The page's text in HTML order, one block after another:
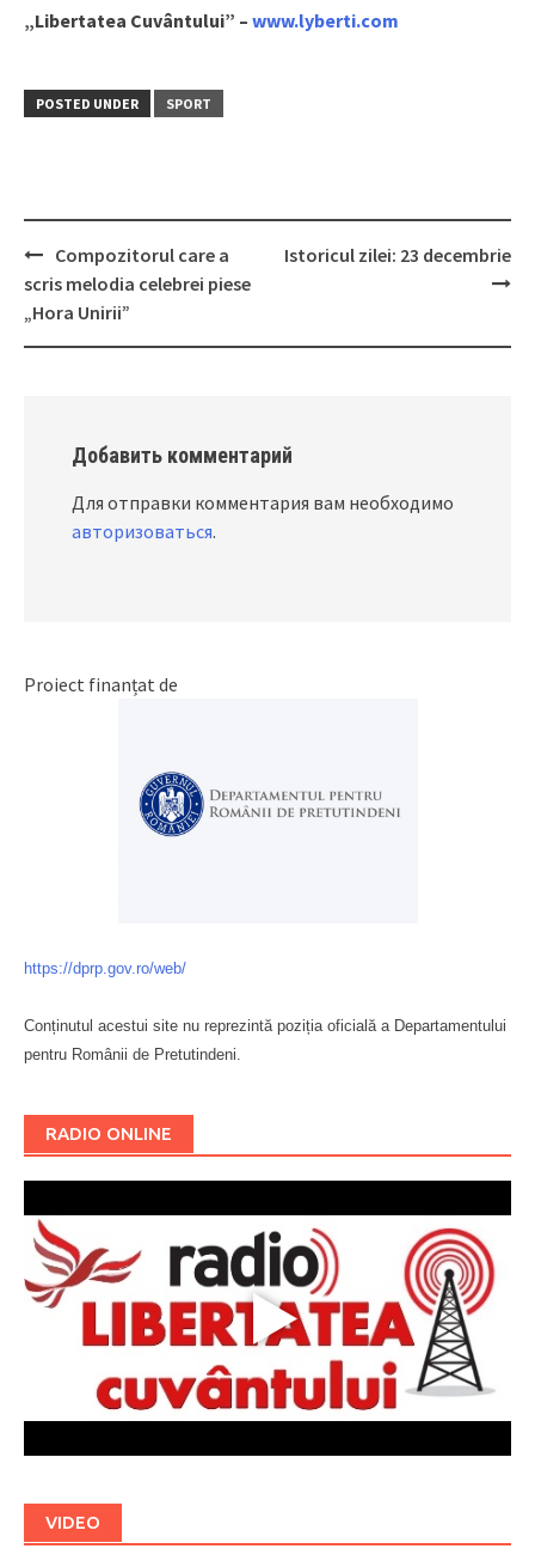
„Libertatea Cuvântului” – www.lyberti.com
POSTED UNDER SPORT
Post
navigation
Compozitorul care a
scris melodia celebrei piese
„Hora Unirii”
Istoricul zilei: 23 decembrie
Добавить комментарий
Для отправки комментария вам необходимо
авторизоваться.
Proiect finanțat de
https://dprp.gov.ro/web/
Conținutul acestui site nu reprezintă poziția oficială a Departamentului
pentru Românii de Pretutindeni.
RADIO ONLINE
VIDEO